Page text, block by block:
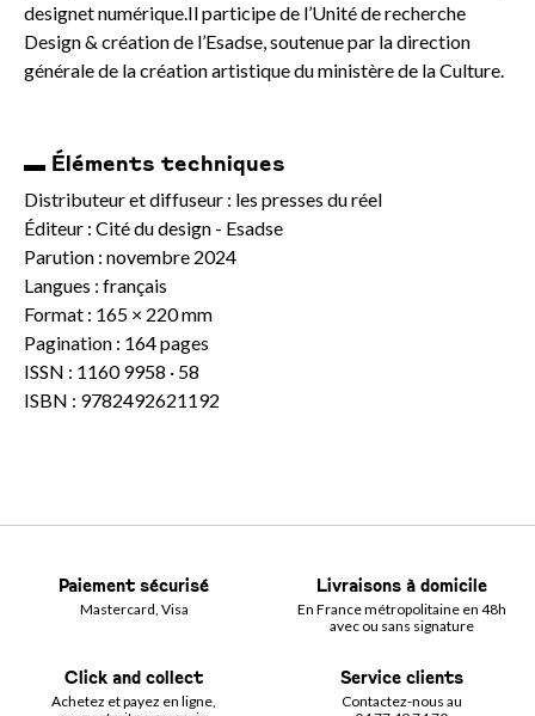
designet numérique.Il participe de l’Unité de recherche
Design & création de l’Esadse, soutenue par la direction
générale de la création artistique du ministère de la Culture.
▬ Éléments techniques
Distributeur et diffuseur : les presses du réel
Éditeur : Cité du design - Esadse
Parution : novembre 2024
Langues : français
Format : 165 × 220 mm
Pagination : 164 pages
ISSN : 1160 9958 · 58
ISBN : 9782492621192
Paiement sécurisé
Mastercard, Visa
Livraisons à domicile
En France métropolitaine en 48h
avec ou sans signature
Click and collect
Achetez et payez en ligne,
Service clients
Contactez-nous au